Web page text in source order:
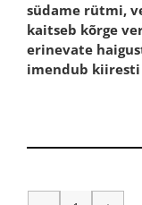
südame rütmi,
kaitseb kõrge
erinevate
imendub kiiresti